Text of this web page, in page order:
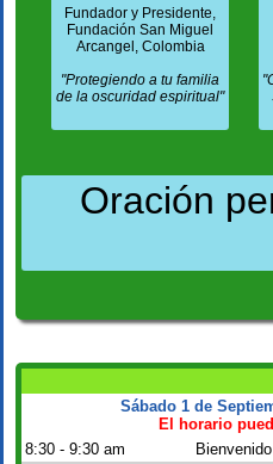
Fundador y Presidente,
Fundación San Miguel
Arcangel, Colombia
"Protegiendo a tu familia
de la oscuridad espiritual"
Oración
Sábado 1 de
El horario
8:30 - 9:30 am